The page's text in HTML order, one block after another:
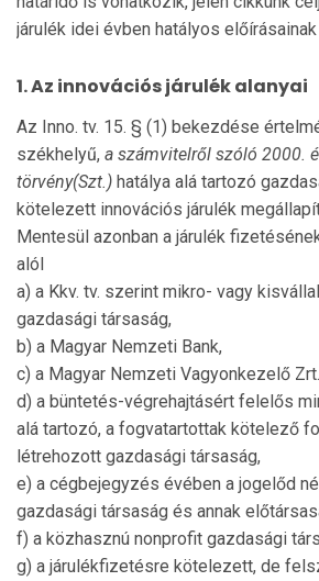
járulék idei évben hatályos
1. Az innovációs járulék alanyai
Az Inno. tv. 15. § (1) bekezdése
szék­helyű, a számvitelről szóló 2000.
törvény(Szt.) hatálya alá tartozó
kötelezett innovációs járulék
Mentesül azonban a járulék
alól
a) a Kkv. tv. szerint mikro- vagy
gazdasági társaság,
b) a Magyar Nemzeti Bank,
c) a Magyar Nemzeti Vagyonkezelő
d) a büntetés-végrehajtásért felelős
alá tartozó, a fogvatartottak kötelező
létrehozott gazdasági társaság,
e) a cégbejegyzés évében a jogelőd
gazdasági társaság és annak
f) a közhasznú nonprofit gazdasági
g) a járulékfizetésre kötelezett, de